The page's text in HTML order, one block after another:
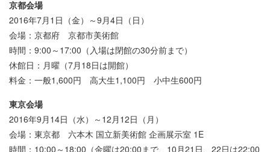
京都会場
2016年7月1日（金）～9月4日（日）
会場：京都府 京都市美術館
時間：9:00～17:00（入場は閉館の30分前まで）
休館日：月曜（7月18日は開館）
料金：一般1,600円 高大生1,100円 小中生600円
東京会場
2016年9月14日（水）～12月12日（月）
会場：東京都 六本木 国立新美術館 企画展示室 1E
時間：10:00～18:00（金曜は20:00まで、10月21日、22日は22:00